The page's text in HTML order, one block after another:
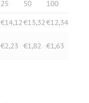
25 50 100
€14,12€13,32€12,34
€2,23 €1,82 €1,63